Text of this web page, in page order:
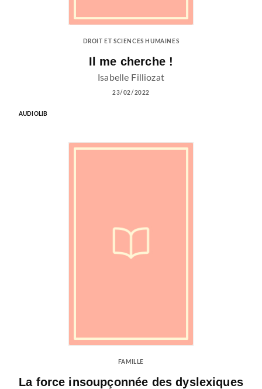
DROIT ET SCIENCES HUMAINES
Il me cherche !
Isabelle Filliozat
23/02/2022
AUDIOLIB
FAMILLE
La force insoupçonnée des dyslexiques